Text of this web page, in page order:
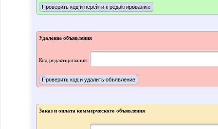
Удаление объявления
Код редактирования:
Заказ и оплата коммерческого объявления